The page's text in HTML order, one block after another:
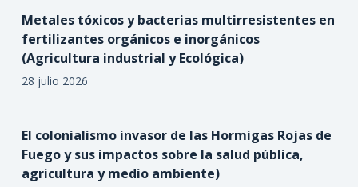
Metales tóxicos y bacterias multirresistentes en
fertilizantes orgánicos e inorgánicos
(Agricultura industrial y Ecológica)
28 julio 2026
El colonialismo invasor de las Hormigas Rojas de
Fuego y sus impactos sobre la salud pública,
agricultura y medio ambiente)